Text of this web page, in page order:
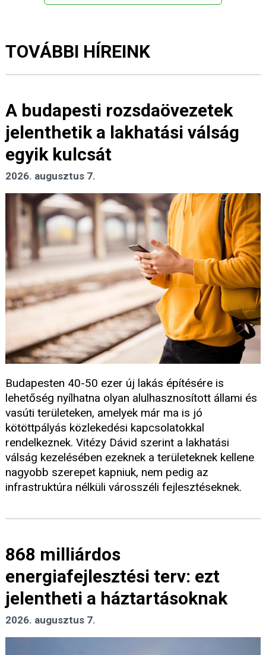
TOVÁBBI HÍREINK
A budapesti rozsdaövezetek
jelenthetik a lakhatási válság
egyik kulcsát
2026. augusztus 7.
Budapesten 40-50 ezer új lakás építésére is
lehetőség nyílhatna olyan alulhasznosított állami és
vasúti területeken, amelyek már ma is jó
kötöttpályás közlekedési kapcsolatokkal
rendelkeznek. Vitézy Dávid szerint a lakhatási
válság kezelésében ezeknek a területeknek kellene
nagyobb szerepet kapniuk, nem pedig az
infrastruktúra nélküli városszéli fejlesztéseknek.
868 milliárdos
energiafejlesztési terv: ezt
jelentheti a háztartásoknak
2026. augusztus 7.